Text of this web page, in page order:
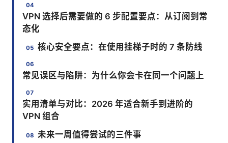
VPN 选择后需要做的 6 步配置要点：从订阅到常
态化
核心安全要点：在使用挂梯子时的 7 条防线
常见误区与陷阱：为什么你会卡在同一个问题上
实用清单与对比：2026 年适合新手到进阶的
VPN 组合
未来一周值得尝试的三件事